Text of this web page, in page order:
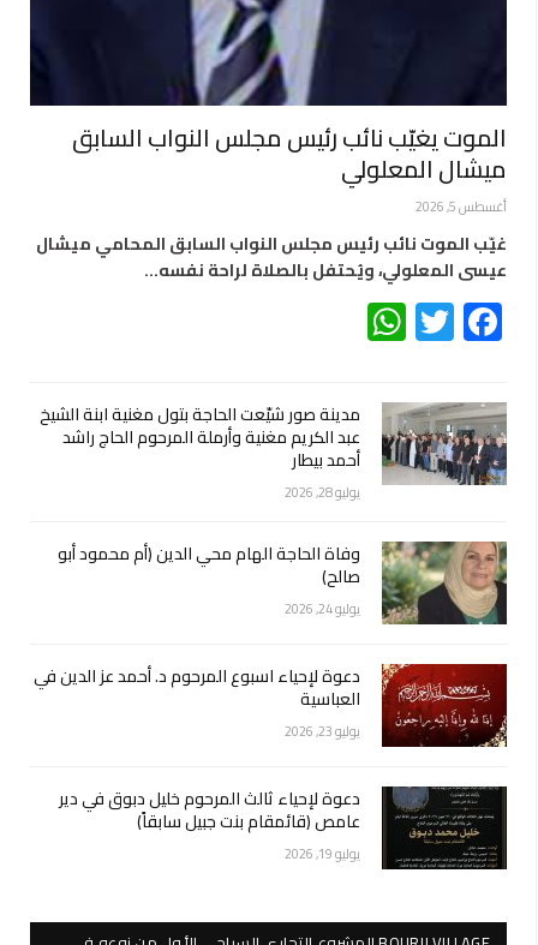
الموت يغيّب نائب رئيس مجلس النواب السابق
ميشال المعلولي
أغسطس 5, 2026
غيّب الموت نائب رئيس مجلس النواب السابق المحامي ميشال
عيسى المعلولي، ويُحتفل بالصلاة لراحة نفسه…
Facebook
Twitter
مدينة صور شيّعت الحاجة بتول مغنية ابنة الشيخ
عبد الكريم مغنية وأرملة المرحوم الحاج راشد
أحمد بيطار
يوليو 28, 2026
وفاة الحاجة الهام محي الدين (أم محمود أبو
صالح)
يوليو 24, 2026
دعوة لإحياء اسبوع المرحوم د. أحمد عز الدين في
العباسية
يوليو 23, 2026
دعوة لإحياء ثالث المرحوم خليل دبوق في دير
عامص (قائمقام بنت جبيل سابقاً)
يوليو 19, 2026